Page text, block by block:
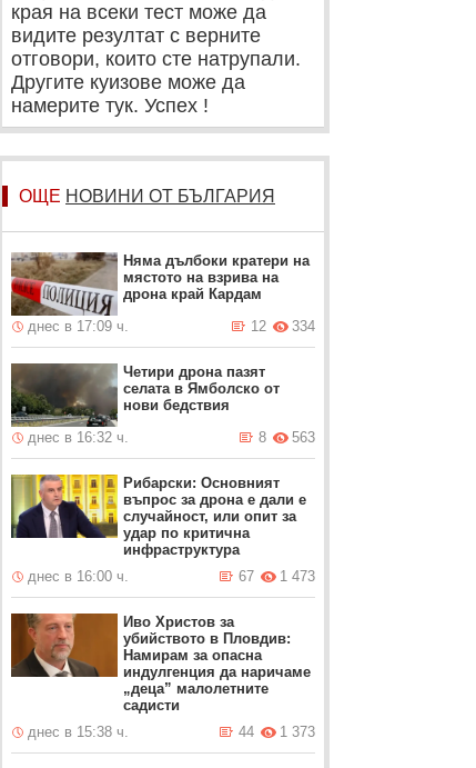
края на всеки тест може да
видите резултат с верните
отговори, които сте натрупали.
Другите куизове може да
намерите тук. Успех !
ОЩЕ НОВИНИ ОТ БЪЛГАРИЯ
Няма дълбоки кратери на
мястото на взрива на
дрона край Кардам
днес в 17:09 ч.
334
12
Четири дрона пазят
селата в Ямболско от
нови бедствия
днес в 16:32 ч.
563
8
Рибарски: Основният
въпрос за дрона е дали е
случайност, или опит за
удар по критична
инфраструктура
днес в 16:00 ч.
1 473
67
Иво Христов за
убийството в Пловдив:
Намирам за опасна
индулгенция да наричаме
„деца” малолетните
садисти
днес в 15:38 ч.
1 373
44